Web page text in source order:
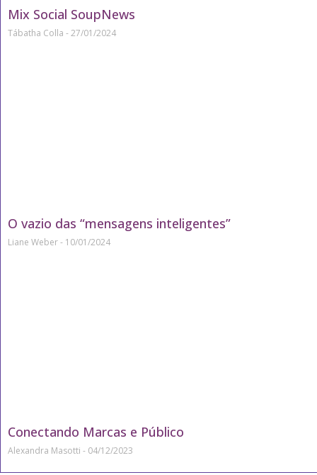
Mix Social SoupNews
Tábatha Colla 27/01/2024
O vazio das “mensagens inteligentes”
Liane Weber 10/01/2024
Conectando Marcas e Público
Alexandra Masotti 04/12/2023